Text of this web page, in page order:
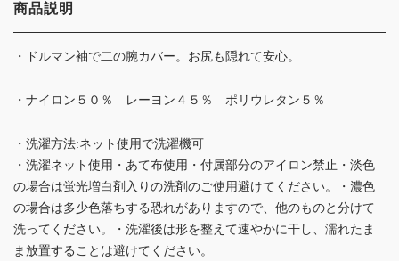
商品説明
・ドルマン袖で二の腕カバー。お尻も隠れて安心。
・ナイロン５０％ レーヨン４５％ ポリウレタン５％
・洗濯方法:ネット使用で洗濯機可
・洗濯ネット使用・あて布使用・付属部分のアイロン禁止・淡色
の場合は蛍光増白剤入りの洗剤のご使用避けてください。・濃色
の場合は多少色落ちする恐れがありますので、他のものと分けて
洗ってください。・洗濯後は形を整えて速やかに干し、濡れたま
ま放置することは避けてください。